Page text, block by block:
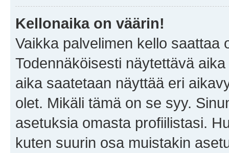
Kellonaika on väärin!
Vaikka palvelimen kello saattaa
Todennäköisesti näytettävä
aika saatetaan näyttää eri
olet. Mikäli tämä on se syy.
asetuksia omasta profiilistasi.
kuten suurin osa muistakin